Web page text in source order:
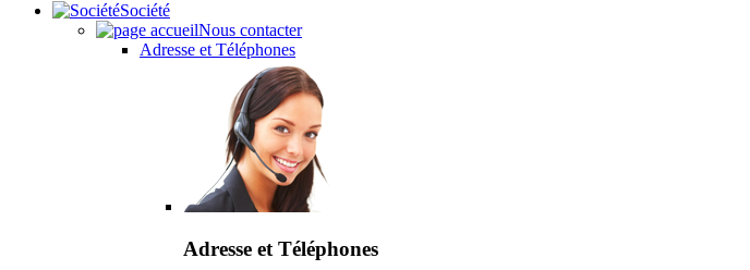
Société
Nous contacter
Adresse et Téléphones
Adresse et Téléphones